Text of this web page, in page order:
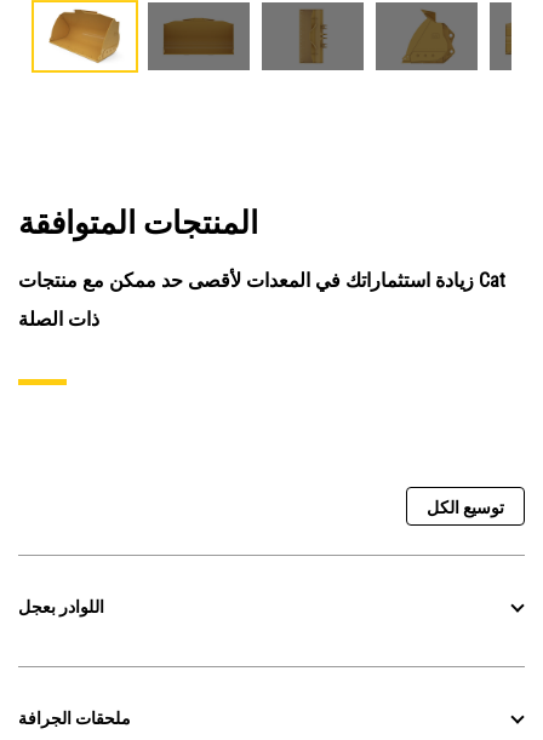
المنتجات المتوافقة
زيادة استثماراتك في المعدات لأقصى حد ممكن مع منتجات Cat
ذات الصلة
توسيع الكل
اللوادر بعجل
ملحقات الجرافة